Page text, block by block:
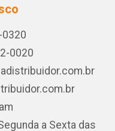
0020
a Sexta das